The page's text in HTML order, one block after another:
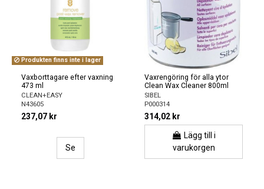
Produkten finns inte i lager
Vaxborttagare efter vaxning
473 ml
CLEAN+EASY
N43605
237,07 kr
Se
Vaxrengöring för alla ytor
Clean Wax Cleaner 800ml
SIBEL
P000314
314,02 kr
Lägg till i
varukorgen